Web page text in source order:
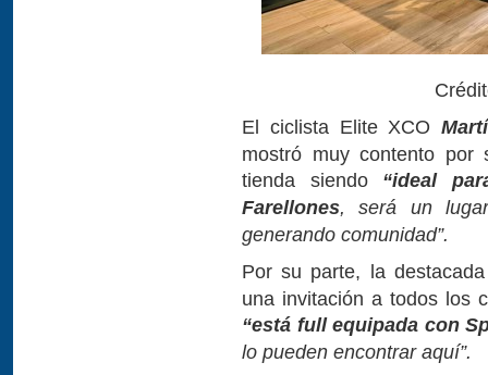
El ciclista Elite XCO
mostró muy contento
tienda siendo “ideal
Farellones, será un
generando comunidad”.
Por su parte, la
una invitación a todos los
“está full equipada con
lo pueden encontrar aquí”.